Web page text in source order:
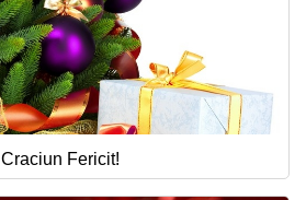
Craciun Fericit!